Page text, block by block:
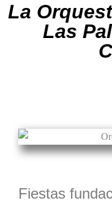
La
Las
Fiestas